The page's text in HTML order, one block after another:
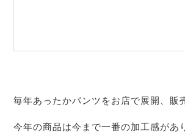
毎年あったかパンツをお店で展開、販
今年の商品は今まで一番の加工感があ